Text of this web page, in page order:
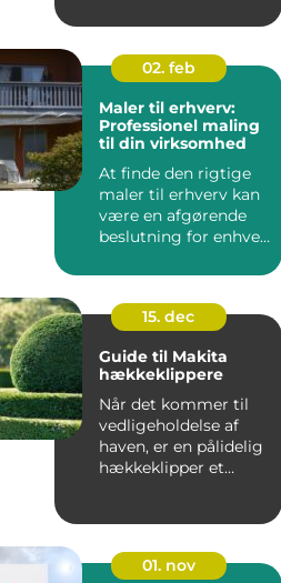
ejendomsmægler m...
02. feb
Maler til erhverv:
Professionel maling
til din virksomhed
At finde den rigtige
maler til erhverv kan
være en afgørende
beslutning for enhver
15. dec
Guide til Makita
hækkeklippere
Når det kommer til
vedligeholdelse af
haven, er en pålidelig
hækkeklipper et
01. nov